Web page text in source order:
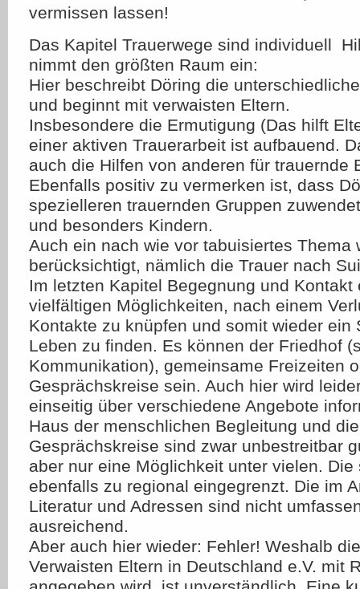
vermissen lassen!
Das Kapitel Trauerwege sind individuell 
nimmt den größten Raum ein:
Hier beschreibt Döring die
und beginnt mit verwaisten Eltern.
Insbesondere die Ermutigung (Das hilft
einer aktiven Trauerarbeit ist aufbauend.
auch die Hilfen von anderen für trauernde
Ebenfalls positiv zu vermerken ist, dass
spezielleren trauernden Gruppen zuwendet
und besonders Kindern.
Auch ein nach wie vor tabuisiertes Thema
berücksichtigt, nämlich die Trauer nach
Im letzten Kapitel Begegnung und
vielfältigen Möglichkeiten, nach einem
Kontakte zu knüpfen und somit wieder ein
Leben zu finden. Es können der Friedhof
Kommunikation), gemeinsame Freizeiten
Gesprächskreise sein. Auch hier wird
einseitig über verschiedene Angebote
Haus der menschlichen Begleitung und
Gesprächskreise sind zwar unbestreitbar
aber nur eine Möglichkeit unter vielen. Die
ebenfalls zu regional eingegrenzt. Die im
Literatur und Adressen sind nicht
ausreichend.
Aber auch hier wieder: Fehler! Weshalb
Verwaisten Eltern in Deutschland e.V. mit